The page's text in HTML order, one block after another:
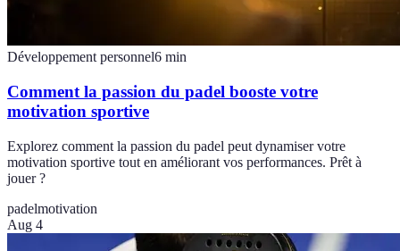
Développement personnel6 min
Comment la passion du padel booste votre
motivation sportive
Explorez comment la passion du padel peut dynamiser votre
motivation sportive tout en améliorant vos performances. Prêt à
jouer ?
padelmotivation
Aug 4